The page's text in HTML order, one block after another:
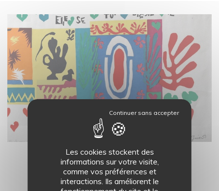
COLLECTIONS
19
AOÛT
LES ATELIERS DU MASC - 11H
Les cookies stockent des
informations sur votre visite,
comme vos préférences et
interactions. Ils améliorent le